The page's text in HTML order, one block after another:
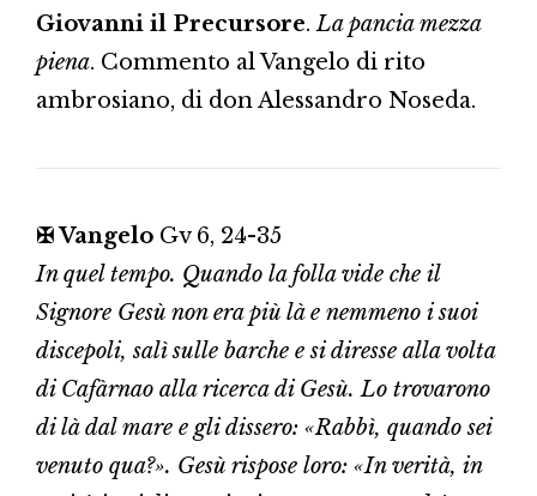
Giovanni il Precursore.La pancia mezza
piena. Commento al Vangelo di rito
ambrosiano, di don Alessandro Noseda.
✠ Vangelo Gv 6, 24-35
In quel tempo. Quando la folla vide che il
Signore Gesù non era più là e nemmeno i suoi
discepoli, salì sulle barche e si diresse alla volta
di Cafàrnao alla ricerca di Gesù. Lo trovarono
di là dal mare e gli dissero: «Rabbì, quando sei
venuto qua?». Gesù rispose loro: «In verità, in